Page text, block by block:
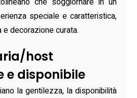
speciale e caratteristica,
decorazione curata.
host
e disponibile
la gentilezza, la disponibilità